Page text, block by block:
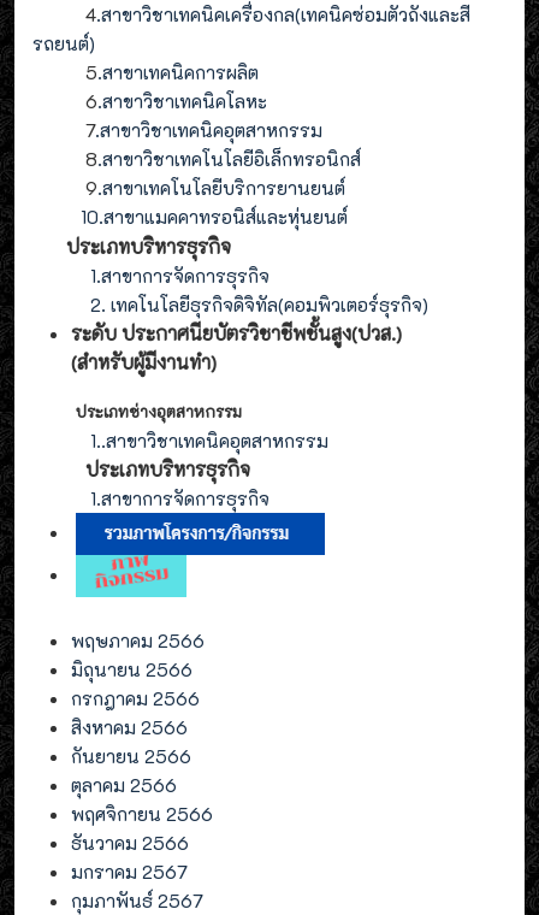
4.สาขาวิชาเทคนิคเครื่องกล(เทคนิคซ่อมตัวถังและสี
รถยนต์)
5.สาขาเทคนิคการผลิต
6.สาขาวิชาเทคนิคโลหะ
7.สาขาวิชาเทคนิคอุตสาหกรรม
8.สาขาวิชาเทคโนโลยีอิเล็กทรอนิกส์
9.สาขาเทคโนโลยีบริการยานยนต์
10.สาขาแมคคาทรอนิส์และหุ่นยนต์
ประเภทบริหารธุรกิจ
1.สาขาการจัดการธุรกิจ
2. เทคโนโลยีธุรกิจดิจิทัล(คอมพิวเตอร์ธุรกิจ)
ระดับ ประกาศนียบัตรวิชาชีพชั้นสูง(ปวส.)
(สำหรับผู้มีงานทำ)
ประเภทช่างอุตสาหกรรม
1..สาขาวิชาเทคนิคอุตสาหกรรม
ประเภทบริหารธุรกิจ
1.สาขาการจัดการธุรกิจ
พฤษภาคม 2566
มิถุนายน 2566
กรกฎาคม 2566
สิงหาคม 2566
กันยายน 2566
ตุลาคม 2566
พฤศจิกายน 2566
ธันวาคม 2566
มกราคม 2567
กุมภาพันธ์ 2567